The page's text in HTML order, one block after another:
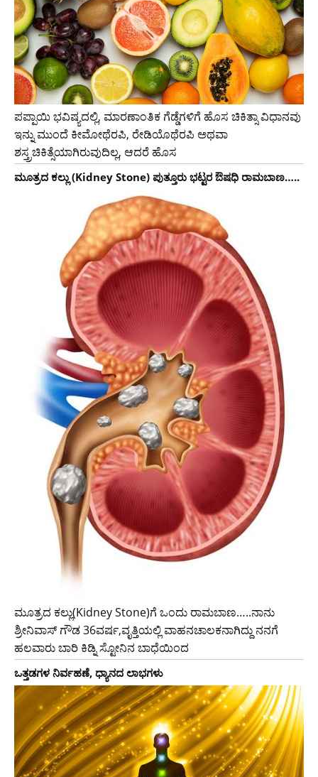
ಪಪ್ಪಾಯಿ ಭವಿಷ್ಯದಲ್ಲಿ, ಮಾರಣಾಂತಿಕ ಗೆಡ್ಡೆಗಳಿಗೆ ಹೊಸ ಚಿಕಿತ್ಸಾ ವಿಧಾನವು
ಇನ್ನು ಮುಂದೆ ಕೀಮೋಥೆರಪಿ, ರೇಡಿಯೊಥೆರಪಿ ಅಥವಾ
ಶಸ್ತ್ರಚಿಕಿತ್ಸೆಯಾಗಿರುವುದಿಲ್ಲ, ಆದರೆ ಹೊಸ
ಮೂತ್ರದ ಕಲ್ಲು (Kidney Stone) ಪುತ್ತೂರು ಭಟ್ಟರ ಔಷಧಿ ರಾಮಬಾಣ…..
ಮೂತ್ರದ ಕಲ್ಲು(Kidney Stone)ಗೆ ಒಂದು ರಾಮಬಾಣ…..ನಾನು
ಶ್ರೀನಿವಾಸ್ ಗೌಡ 36ವರ್ಷ,ವೃತ್ತಿಯಲ್ಲಿ ವಾಹನಚಾಲಕನಾಗಿದ್ದು ನನಗೆ
ಹಲವಾರು ಬಾರಿ ಕಿಡ್ನಿ ಸ್ಟೋನಿನ ಬಾಧೆಯಿಂದ
ಒತ್ತಡಗಳ ನಿರ್ವಹಣೆ, ಧ್ಯಾನದ ಲಾಭಗಳು